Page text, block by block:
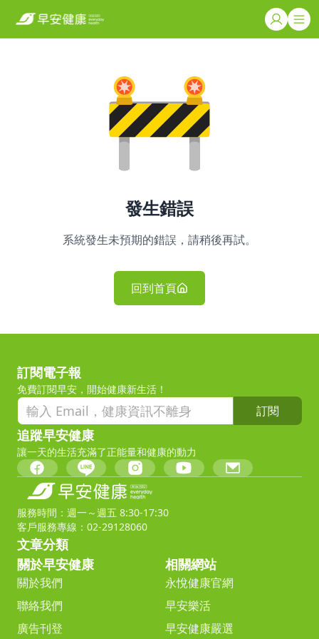
發生錯誤
系統發生未預期的錯誤，請稍後再試。
回到首頁
訂閱電子報
免費訂閱早安，開始健康新生活！
訂閱
追蹤早安健康
讓一天的生活充滿了正能量和健康的動力
服務時間：週一～週五 8:30-17:30
客戶服務專線：02-29128060
文章分類
關於早安健康
關於我們
聯絡我們
廣告刊登
相關網站
永悅健康官網
早安樂活
早安健康嚴選